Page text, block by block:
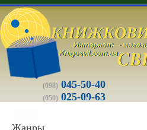
(098) 045-50-40
(050) 025-09-63
Жанры